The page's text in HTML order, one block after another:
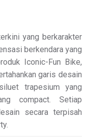
yang berkarakter
berkendara yang
Iconic-Fun Bike,
garis desain
trapesium yang
compact. Setiap
secara terpisah